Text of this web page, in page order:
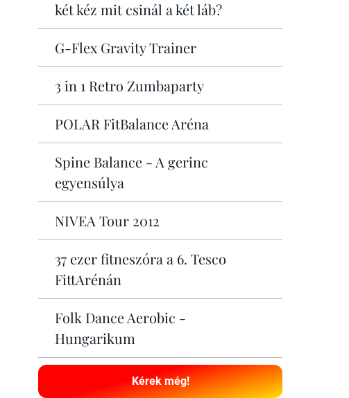
két kéz mit csinál a két láb?
G-Flex Gravity Trainer
3 in 1 Retro Zumbaparty
POLAR FitBalance Aréna
Spine Balance - A gerinc
egyensúlya
NIVEA Tour 2012
37 ezer fitneszóra a 6. Tesco
FittArénán
Folk Dance Aerobic -
Hungarikum
Kérek még!